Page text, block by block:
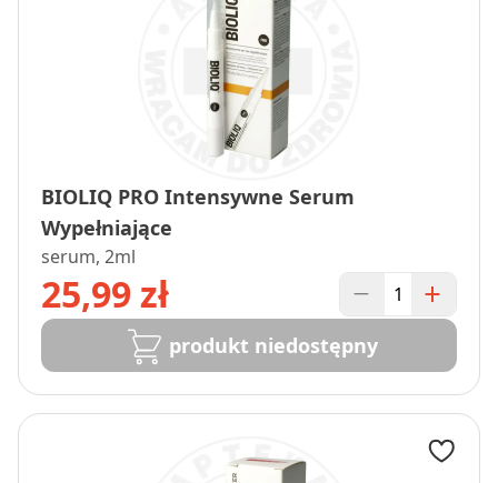
BIOLIQ PRO Intensywne Serum
Wypełniające
serum, 2ml
25,99 zł
produkt niedostępny